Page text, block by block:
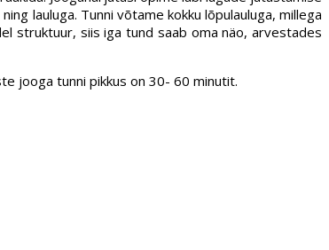
lauluga. Tunni võtame kokku lõpulauluga, millega
struktuur, siis iga tund saab oma näo, arvestades
jooga tunni pikkus on 30- 60 minutit.